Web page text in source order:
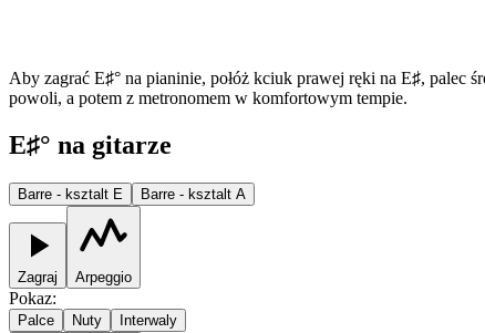
Aby zagrać E♯° na pianinie, połóż kciuk prawej ręki na E♯, palec
powoli, a potem z metronomem w komfortowym tempie.
E♯° na gitarze
Barre - ksztalt E Barre - ksztalt A
Zagraj Arpeggio
Pokaz:
Palce Nuty
Interwaly